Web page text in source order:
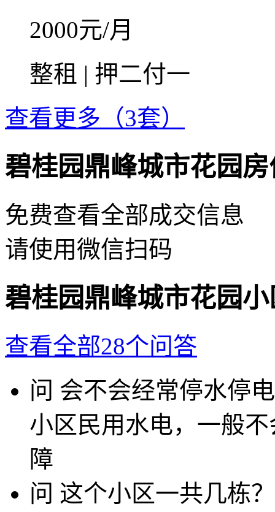
2000元/月
整租 | 押二付一
查看更多（3套）
碧桂园鼎峰城市花园
免费查看全部成交信息
请使用微信扫码
碧桂园鼎峰城市花园
查看全部28个问答
问 会不会经常停水停
小区民用水电，一般
障
问 这个小区一共几栋？